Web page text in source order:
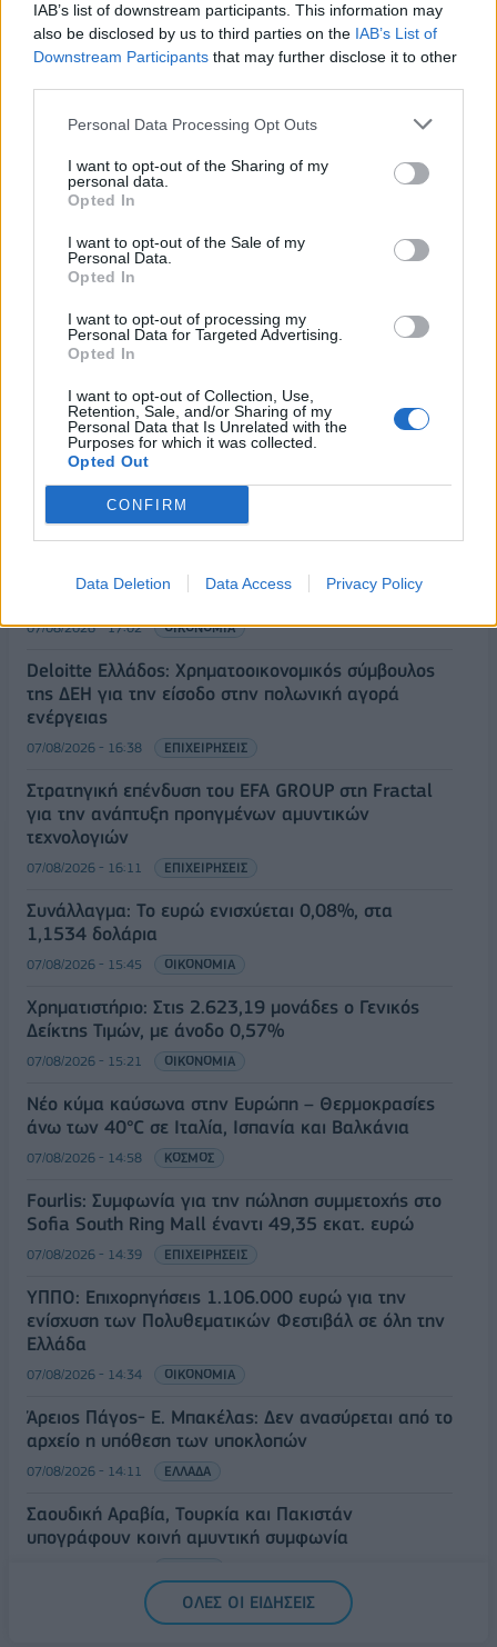
IAB’s list of downstream participants. This information may
also be disclosed by us to third parties on the IAB’s List of
Downstream Participants that may further disclose it to other
Personal Data Processing Opt Outs
I want to opt-out of the Sharing of my
personal data.
Opted In
I want to opt-out of the Sale of my
Personal Data.
Opted In
I want to opt-out of processing my
Personal Data for Targeted Advertising.
Opted In
I want to opt-out of Collection, Use,
Retention, Sale, and/or Sharing of my
Personal Data that Is Unrelated with the
Purposes for which it was collected.
Opted Out
CONFIRM
Data Deletion Data Access Privacy Policy
Η Vista Equity Partners
επενδύει στην ελληνική Schoox
30/06/2021 - 13:32
Έναρξη Προηγούμενο Τέλος
ΡΟΗ ΕΙΔΗΣΕΩΝ
ΥΠΑΑΤ: Επιπλέον 12,5 εκατ. ευρώ στις Περιφέρειες
για την ενίσχυση της βιοασφάλειας
07/08/2026 - 17:02 ΟΙΚΟΝΟΜΙΑ
Deloitte Ελλάδος: Χρηματοοικονομικός σύμβουλος
της ΔΕΗ για την είσοδο στην πολωνική αγορά
ενέργειας
07/08/2026 - 16:38 ΕΠΙΧΕΙΡΗΣΕΙΣ
Στρατηγική επένδυση του EFA GROUP στη Fractal
για την ανάπτυξη προηγμένων αμυντικών
τεχνολογιών
07/08/2026 - 16:11 ΕΠΙΧΕΙΡΗΣΕΙΣ
Συνάλλαγμα: Το ευρώ ενισχύεται 0,08%, στα
1,1534 δολάρια
07/08/2026 - 15:45 ΟΙΚΟΝΟΜΙΑ
Χρηματιστήριο: Στις 2.623,19 μονάδες ο Γενικός
Δείκτης Τιμών, με άνοδο 0,57%
07/08/2026 - 15:21 ΟΙΚΟΝΟΜΙΑ
Νέο κύμα καύσωνα στην Ευρώπη – Θερμοκρασίες
άνω των 40°C σε Ιταλία, Ισπανία και Βαλκάνια
07/08/2026 - 14:58 ΚΟΣΜΟΣ
Fourlis: Συμφωνία για την πώληση συμμετοχής στο
Sofia South Ring Mall έναντι 49,35 εκατ. ευρώ
07/08/2026 - 14:39 ΕΠΙΧΕΙΡΗΣΕΙΣ
ΥΠΠΟ: Επιχορηγήσεις 1.106.000 ευρώ για την
ενίσχυση των Πολυθεματικών Φεστιβάλ σε όλη την
Ελλάδα
07/08/2026 - 14:34 ΟΙΚΟΝΟΜΙΑ
Άρειος Πάγος- Ε. Μπακέλας: Δεν ανασύρεται από το
αρχείο η υπόθεση των υποκλοπών
07/08/2026 - 14:11 ΕΛΛΑΔΑ
Σαουδική Αραβία, Τουρκία και Πακιστάν
υπογράφουν κοινή αμυντική συμφωνία
ΟΛΕΣ ΟΙ ΕΙΔΗΣΕΙΣ